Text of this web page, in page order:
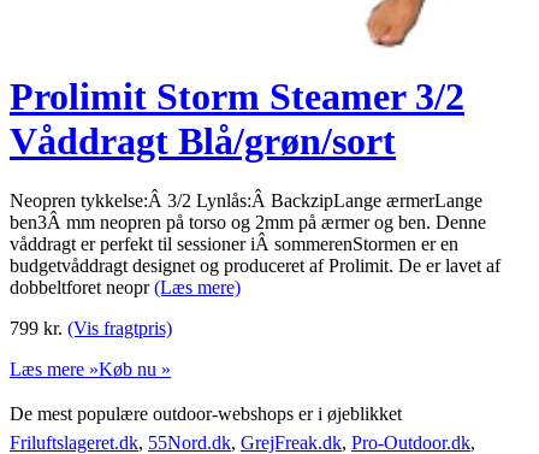
Prolimit Storm Steamer 3/2
Våddragt Blå/grøn/sort
Neopren tykkelse:Â 3/2 Lynlås:Â BackzipLange ærmerLange
ben3Â mm neopren på torso og 2mm på ærmer og ben. Denne
våddragt er perfekt til sessioner iÂ sommerenStormen er en
budgetvåddragt designet og produceret af Prolimit. De er lavet af
dobbeltforet neopr(Læs mere)
799 kr. (Vis fragtpris)
Læs mere »Køb nu »
De mest populære outdoor-webshops er i øjeblikket
Friluftslageret.dk, 55Nord.dk, GrejFreak.dk, Pro-Outdoor.dk,